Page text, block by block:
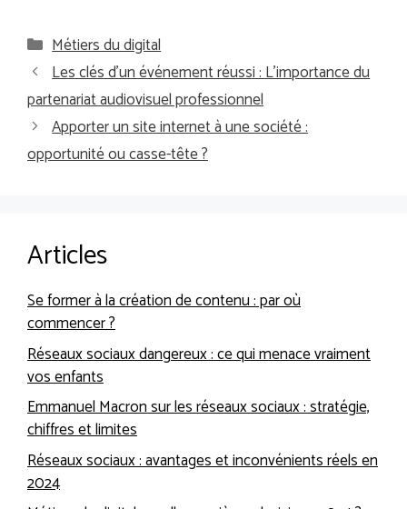
Catégories
Métiers du digital
Les clés d’un événement réussi : L’importance du
partenariat audiovisuel professionnel
Apporter un site internet à une société :
opportunité ou casse-tête ?
Articles
Se former à la création de contenu : par où
commencer ?
Réseaux sociaux dangereux : ce qui menace vraiment
vos enfants
Emmanuel Macron sur les réseaux sociaux : stratégie,
chiffres et limites
Réseaux sociaux : avantages et inconvénients réels en
2024